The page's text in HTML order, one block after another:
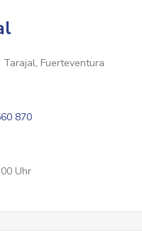
Tarajal, Fuerteventura
870
Uhr